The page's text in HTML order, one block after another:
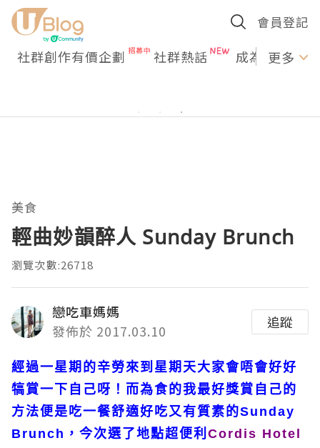
會員登記
社群創作有價企劃 社群熱話 成為U更多
美食
輕曲妙韻醉人 Sunday Brunch
瀏覽次數:26718
戀吃車媽媽
發佈於 2017.03.10
追蹤
經過一星期的辛勞來到星期天大家會唔會好好
犒賞一下自己呀！而為食的我最好獎賞自己的
方法便是吃一餐舒適好吃又有質素的Sunday
Brunch，今次選了地點超便利 Cordis Hotel